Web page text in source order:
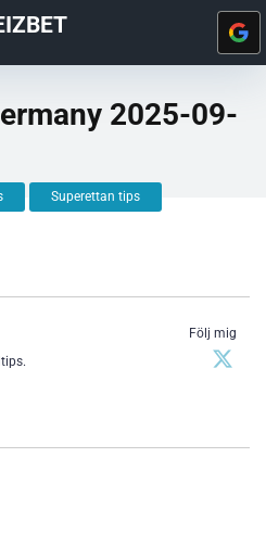
2025-09-
Superettan tips
Följ mig